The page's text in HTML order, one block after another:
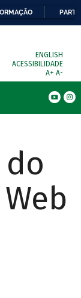
ENGLISH
ACESSIBILIDADE
A+ A-